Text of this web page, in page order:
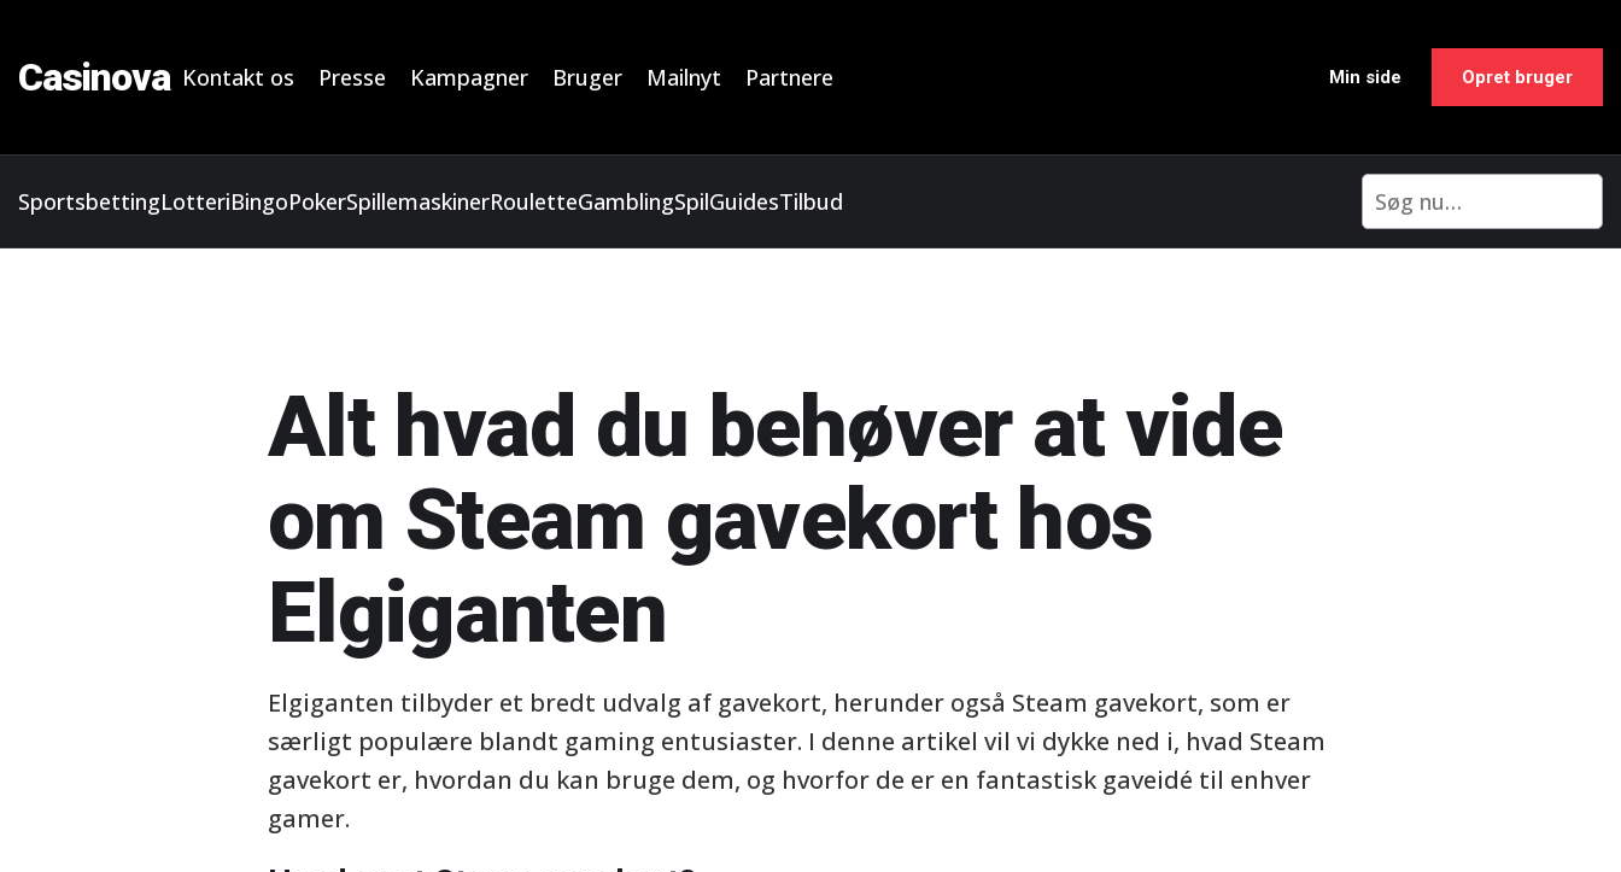
Casinova Kontakt os Presse Kampagner Bruger Mailnyt Partnere Min side Opret bruger
SportsbettingLotteriBingoPokerSpillemaskinerRouletteGamblingSpilGuidesTilbud
Alt hvad du behøver at vide
om Steam gavekort hos
Elgiganten
Elgiganten tilbyder et bredt udvalg af gavekort, herunder også Steam gavekort, som er
særligt populære blandt gaming entusiaster. I denne artikel vil vi dykke ned i, hvad Steam
gavekort er, hvordan du kan bruge dem, og hvorfor de er en fantastisk gaveidé til enhver
gamer.